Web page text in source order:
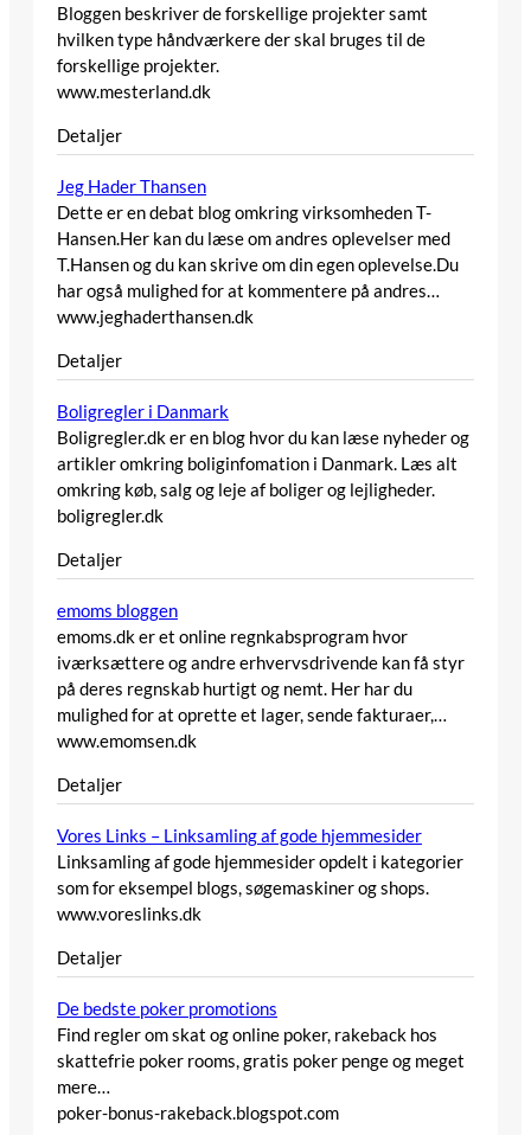
Bloggen beskriver de forskellige projekter samt
hvilken type håndværkere der skal bruges til de
forskellige projekter.
www.mesterland.dk
Detaljer
Jeg Hader Thansen
Dette er en debat blog omkring virksomheden T-
Hansen.Her kan du læse om andres oplevelser med
T.Hansen og du kan skrive om din egen oplevelse.Du
har også mulighed for at kommentere på andres…
www.jeghaderthansen.dk
Detaljer
Boligregler i Danmark
Boligregler.dk er en blog hvor du kan læse nyheder og
artikler omkring boliginfomation i Danmark. Læs alt
omkring køb, salg og leje af boliger og lejligheder.
boligregler.dk
Detaljer
emoms bloggen
emoms.dk er et online regnkabsprogram hvor
iværksættere og andre erhvervsdrivende kan få styr
på deres regnskab hurtigt og nemt. Her har du
mulighed for at oprette et lager, sende fakturaer,…
www.emomsen.dk
Detaljer
Vores Links – Linksamling af gode hjemmesider
Linksamling af gode hjemmesider opdelt i kategorier
som for eksempel blogs, søgemaskiner og shops.
www.voreslinks.dk
Detaljer
De bedste poker promotions
Find regler om skat og online poker, rakeback hos
skattefrie poker rooms, gratis poker penge og meget
mere…
poker-bonus-rakeback.blogspot.com